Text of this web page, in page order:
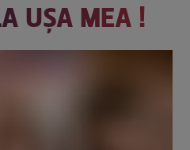
UŞA MEA !